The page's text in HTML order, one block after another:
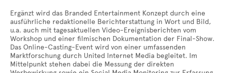
Ergänzt wird das Branded Entertainment Konzept durch eine
ausführliche redaktionelle Berichterstattung in Wort und Bild,
u.a. auch mit tagesaktuellen Video-Ereignisberichten vom
Workshop und einer filmischen Dokumentation der Final-Show.
Das Online-Casting-Event wird von einer umfassenden
Marktforschung durch United Internet Media begleitet. Im
Mittelpunkt stehen dabei die Messung der direkten